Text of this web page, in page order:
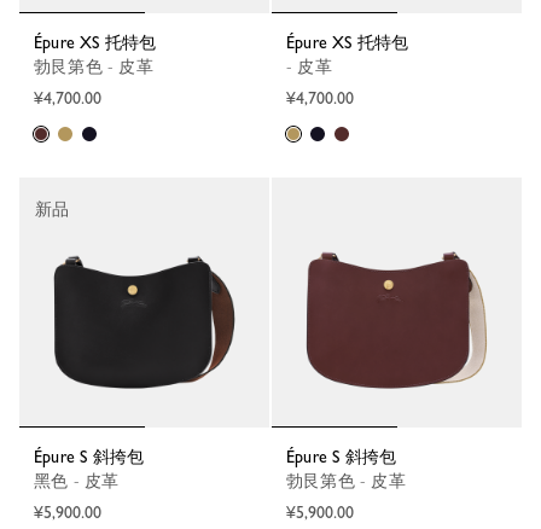
Épure XS 托特包
勃艮第色 - 皮革
¥4,700.00
Épure XS 托特包
- 皮革
¥4,700.00
Épure S 斜挎包
黑色 - 皮革
¥5,900.00
新品
Épure S 斜挎包
勃艮第色 - 皮革
¥5,900.00